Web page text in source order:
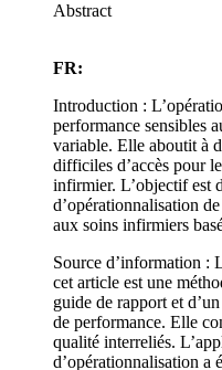
Abstract
FR:
Introduction :
performance sensibles
variable. Elle aboutit à
difficiles d’accès pour
infirmier. L’objectif est
d’opérationnalisation
aux soins infirmiers
Source d’information :
cet article est une
guide de rapport et
de performance. Elle
qualité interreliés.
d’opérationnalisation a